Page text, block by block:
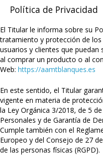
Política de Privacidad
El Titular le informa sobre su
tratamiento y protección de
usuarios y clientes que puedan
al comprar un producto o al
Web: https://aamtblanques.es
En este sentido, el Titular
vigente en materia de
la Ley Orgánica 3/2018, de 5
Personales y de Garantía de
Cumple también con el
Europeo y del Consejo de 27
de las personas físicas (RGPD).